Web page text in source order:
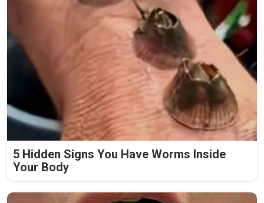
5 Hidden Signs You Have Worms Inside
Your Body